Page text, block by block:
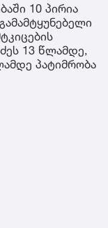
10 პირია
13 წლამდე,
პატიმრობა